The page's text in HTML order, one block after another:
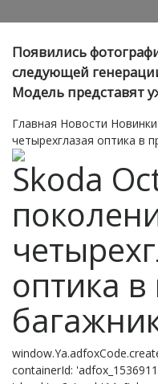
Появились
следующей
Модель представят
Главная Новости Новинки
четырехглазая оптика в
Skoda
оптика
containerId: